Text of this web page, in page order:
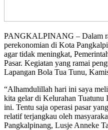
PANGKALPINANG – Dalam
perekonomian di Kota
agar tidak meningkat,
Pasar. Kegiatan yang ramai
Lapangan Bola Tua Tunu,
“Alhamdulillah hari ini saya
kita gelar di Kelurahan Tuatunu
ini. Tentu saja operasi pasar
relatif terjangkau oleh
Pangkalpinang, Lusje Anneke